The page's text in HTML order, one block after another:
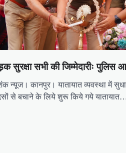
सुरक्षा सभी की जिम्मेदारीः पुलिस
न्यूज। कानपुर। यातायात व्यवस्था में
से बचाने के लिये शुरू किये गये